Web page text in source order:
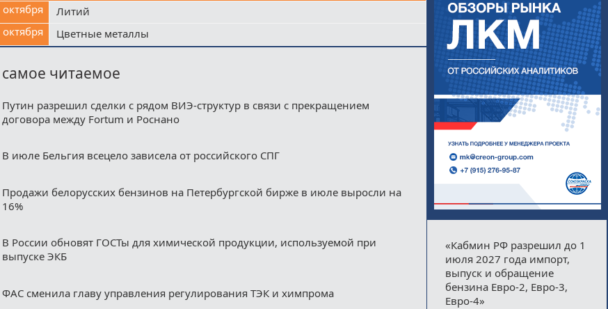
октября Литий
октября Цветные металлы
самое читаемое
Путин разрешил сделки с рядом ВИЭ-структур в связи с прекращением
договора между Fortum и Роснано
В июле Бельгия всецело зависела от российского СПГ
Продажи белорусских бензинов на Петербургской бирже в июле выросли на
16%
В России обновят ГОСТы для химической продукции, используемой при
выпуске ЭКБ
ФАС сменила главу управления регулирования ТЭК и химпрома
«Кабмин РФ разрешил до 1
июля 2027 года импорт,
выпуск и обращение
бензина Евро-2, Евро-3,
Евро-4»